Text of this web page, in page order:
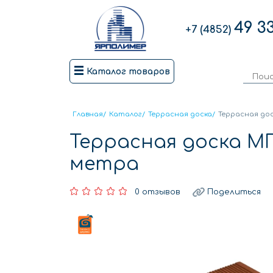
+7 (4852) 49
Каталог товаров
Главная/ Каталог/ Террасная доска/ Террасная
Террасная доска
метра
0 отзывов Поделиться